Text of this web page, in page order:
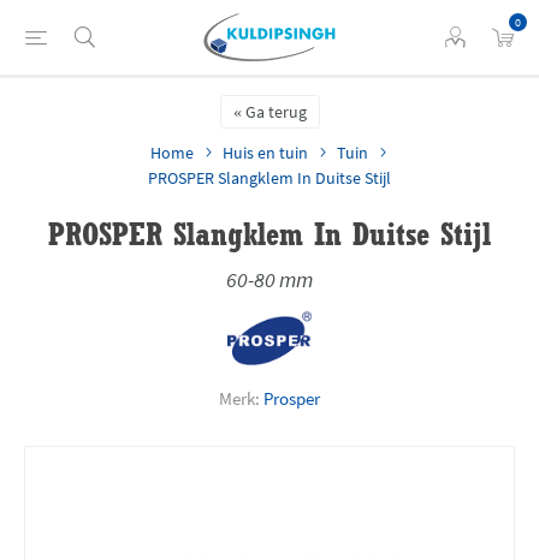
0
Ga terug
Home
Huis en tuin
Tuin
PROSPER Slangklem In Duitse Stijl
PROSPER Slangklem In Duitse Stijl
60-80 mm
Merk: Prosper